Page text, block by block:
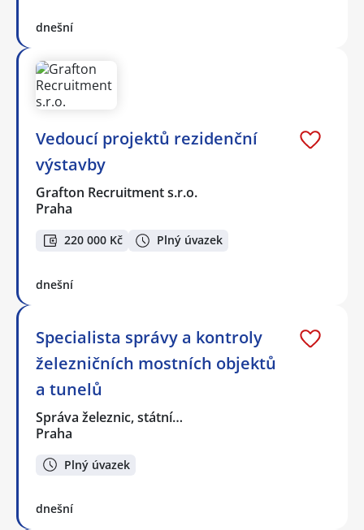
dnešní
Vedoucí projektů rezidenční
výstavby
Grafton Recruitment s.r.o.
Praha
220 000 Kč Plný úvazek
dnešní
Specialista správy a kontroly
železničních mostních objektů
a tunelů
Správa železnic, státní…
Praha
Plný úvazek
dnešní